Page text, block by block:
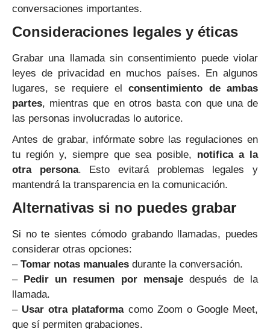
conversaciones importantes.
Consideraciones legales y éticas
Grabar una llamada sin consentimiento puede violar
leyes de privacidad en muchos países. En algunos
lugares, se requiere elconsentimiento de ambas
partes, mientras que en otros basta con que una de
las personas involucradas lo autorice.
Antes de grabar, infórmate sobre las regulaciones en
tu región y, siempre que sea posible, notifica a la
otra persona. Esto evitará problemas legales y
mantendrá la transparencia en la comunicación.
Alternativas si no puedes grabar
Si no te sientes cómodo grabando llamadas, puedes
considerar otras opciones:
– Tomar notas manuales durante la conversación.
– Pedir un resumen por mensajedespués de la
llamada.
– Usar otra plataformacomo Zoom o Google Meet,
que sí permiten grabaciones.